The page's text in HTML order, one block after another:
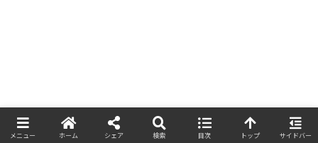
お金 人間関係 危険への対策
メニュー ホーム シェア 検索 目次 トップ サイドバー